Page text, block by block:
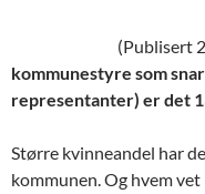
(Publisert
kommunestyre som
representanter) er det
Større kvinneandel har
kommunen. Og hvem